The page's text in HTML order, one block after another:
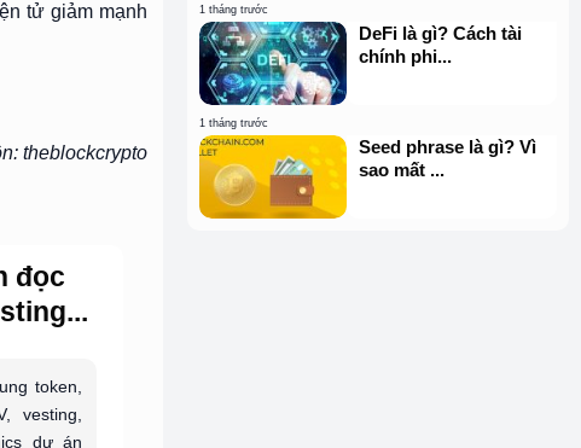
tử giảm mạnh
theblockcrypto
đọc
token,
vesting,
dự án
1 tháng trước
DeFi là gì? Cách tài
chính phi...
1 tháng trước
Seed phrase là gì? Vì
sao mất ...